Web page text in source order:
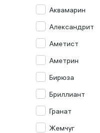
Аквамарин
Александрит
Аметист
Аметрин
Бирюза
Бриллиант
Гранат
Жемчуг